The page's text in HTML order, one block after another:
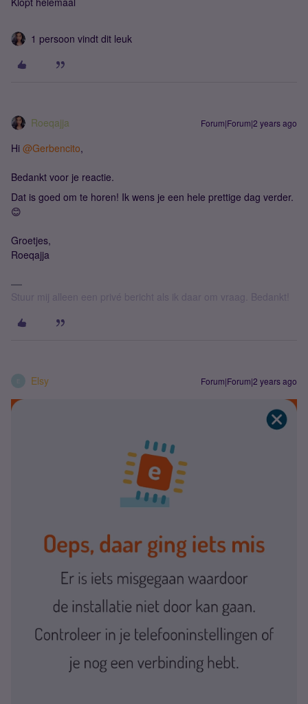
1 persoon vindt dit leuk
Roeqajja Forum|Forum|2 years ago
Hi @Gerbencito,
Bedankt voor je reactie.
Dat is goed om te horen! Ik wens je een hele prettige dag verder.
😊
Groetjes,
Roeqajja
Stuur mij alleen een privé bericht als ik daar om vraag. Bedankt!
Elsy Forum|Forum|2 years ago